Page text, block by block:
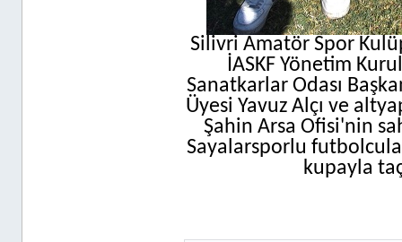
Silivri Amatör Spor
İASKF Yönetim
Sanatkarlar Odası
Üyesi Yavuz Alçı ve
Şahin Arsa Ofisi'nin
Sayalarsporlu
kupayla